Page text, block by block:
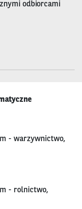
odbiorcami
- warzywnictwo,
- rolnictwo,